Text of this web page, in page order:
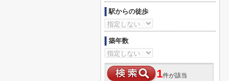
駅からの徒歩
築年数
1件が該当